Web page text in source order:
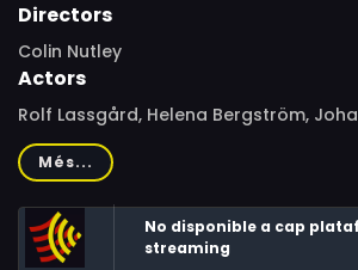
Directors
Colin Nutley
Actors
Rolf Lassgård, Helena Bergström,
Gunilla Röör, Jonas Falk, Linda Ulvaeus,
Arnadóttir, Per Sandberg, Rikard Wolff,
Més...
No disponible a cap
streaming